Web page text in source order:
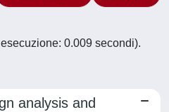
0.009 secondi).
analysis and